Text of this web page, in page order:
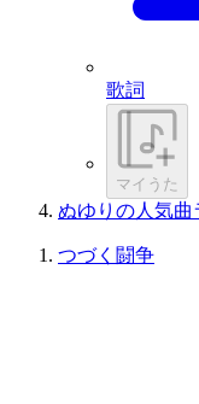
歌詞
マイうた
ぬゆりの人気曲
つづく闘争